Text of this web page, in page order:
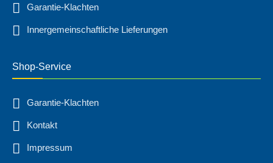
Garantie-Klachten
Innergemeinschaftliche Lieferungen
Shop-Service
Garantie-Klachten
Kontakt
Impressum